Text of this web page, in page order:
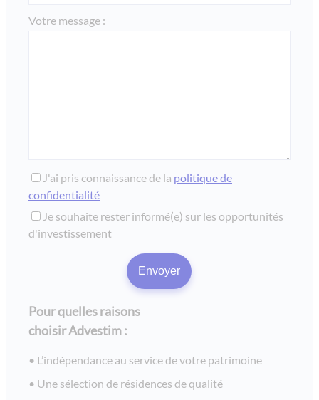
Votre message :
J'ai pris connaissance de la politique de
confidentialité
Je souhaite rester informé(e) sur les opportunités
d'investissement
Pour quelles raisons
choisir Advestim :
L’indépendance au service de votre patrimoine
Une sélection de résidences de qualité